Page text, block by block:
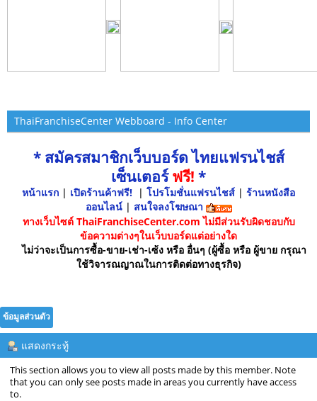
ThaiFranchiseCenter Webboard - Info Center
* สมัครสมาชิกเว็บบอร์ด ไทยแฟรนไชส์
เซ็นเตอร์ฟรี! *
หน้าแรก | เปิดร้านค้าฟรี! | โปรโมชั่นแฟรนไชส์ | ร้านหนังสือ
ออนไลน์ | สนใจลงโฆษณา
ทางเว็บไซต์ ThaiFranchiseCenter.com ไม่มีส่วนรับผิดชอบกับ
ข้อความต่างๆในเว็บบอร์ดแต่อย่างใด
ไม่ว่าจะเป็นการซื้อ-ขาย-เช่า-เซ้ง หรือ อื่นๆ (ผู้ซื้อ หรือ ผู้ขาย กรุณา
ใช้วิจารณญาณในการติดต่อทางธุรกิจ)
ข้อมูลส่วนตัว
แสดงกระทู้
This section allows you to view all posts made by this member. Note
that you can only see posts made in areas you currently have access
to.